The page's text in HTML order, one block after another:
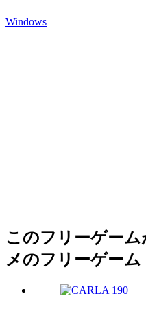
Windows
このフリーゲー
メのフリーゲーム